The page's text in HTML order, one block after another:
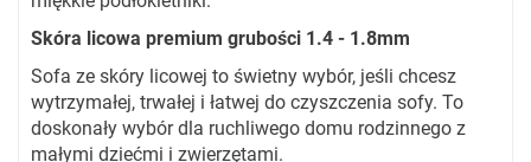
Skóra licowa premium grubości 1.4 - 1.8mm
Sofa ze skóry licowej to świetny wybór, jeśli chcesz
wytrzymałej, trwałej i łatwej do czyszczenia sofy. To
doskonały wybór dla ruchliwego domu rodzinnego z
małymi dziećmi i zwierzętami.